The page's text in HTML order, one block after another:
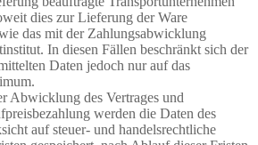
dies zur Lieferung der Ware
das mit der Zahlungsabwicklung
In diesen Fällen beschränkt sich der
Daten jedoch nur auf das
Abwicklung des Vertrages und
werden die Daten des
auf steuer- und handelsrechtliche